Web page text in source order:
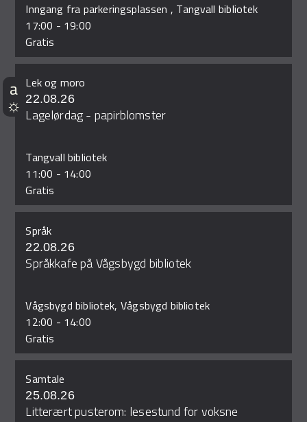
Inngang fra parkeringsplassen , Tangvall bibliotek
17:00 - 19:00
Gratis
Lek og moro
22.08.26
Lagelørdag - papirblomster
Tangvall bibliotek
11:00 - 14:00
Gratis
Språk
22.08.26
Språkkafe på Vågsbygd bibliotek
Vågsbygd bibliotek, Vågsbygd bibliotek
12:00 - 14:00
Gratis
Samtale
25.08.26
Litterært pusterom: lesestund for voksne